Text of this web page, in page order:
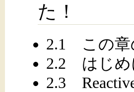
た！
2.1 この章
2.2 はじめ
2.3